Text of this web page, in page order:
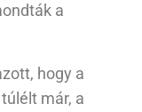
a
hogy a
már, a